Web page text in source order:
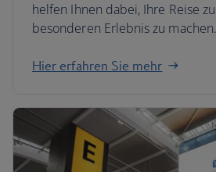
helfen Ihnen dabei, Ihre Reise
besonderen Erlebnis zu machen.
Hier erfahren Sie mehr